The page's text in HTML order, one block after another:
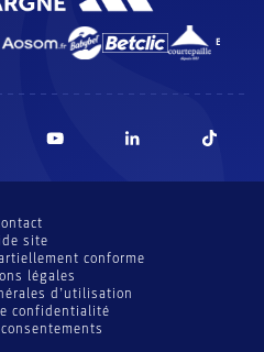
site
conforme
légales
d’utilisation
confidentialité